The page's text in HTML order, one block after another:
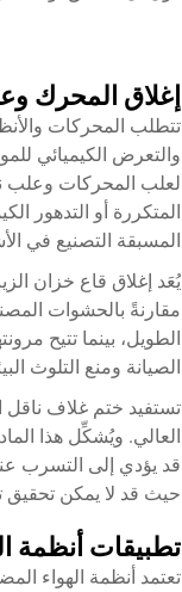
إغلاق المحرك
تتطلب المحركات
لعلب المحركات وعلب
المتكررة أو التدهور
المسبقة التصنيع في
مقارنةً بالحشوات
الطويل، بينما تتيح
الصيانة ومنع التلوث
العالي. ويُشكِّل هذا
قد يؤدي إلى التسرب
حيث قد لا يمكن
تطبيقات أنظمة